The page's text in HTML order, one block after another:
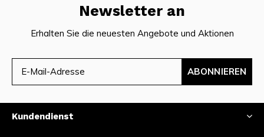
Newsletter an
Erhalten Sie die neuesten Angebote und Aktionen
ABONNIEREN
Kundendienst